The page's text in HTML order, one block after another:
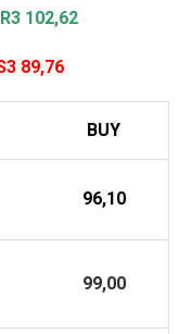
102,62
89,76
BUY
96,10
99,00